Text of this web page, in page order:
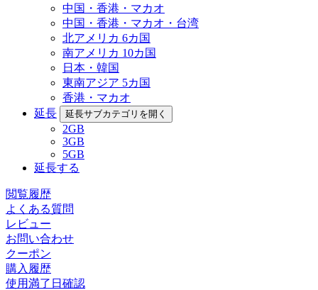
中国・香港・マカオ
中国・香港・マカオ・台湾
北アメリカ 6カ国
南アメリカ 10カ国
日本・韓国
東南アジア 5カ国
香港・マカオ
延長
延長サブカテゴリを開く
2GB
3GB
5GB
延長する
閲覧履歴
よくある質問
レビュー
お問い合わせ
クーポン
購入履歴
使用満了日確認